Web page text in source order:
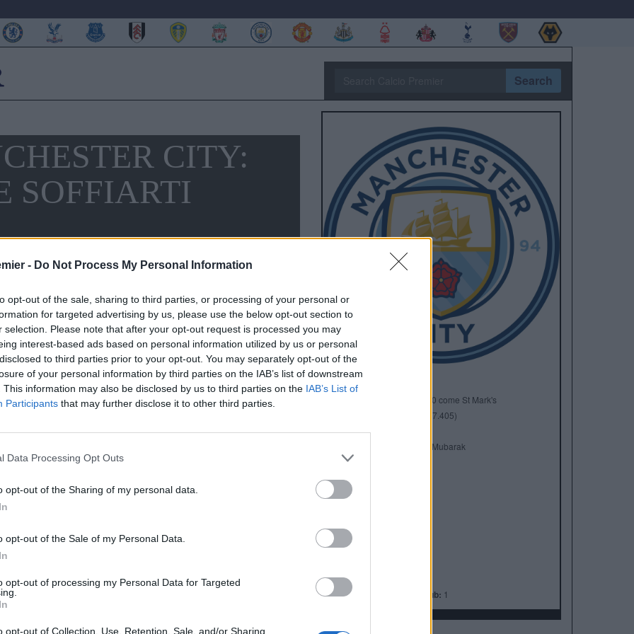
- Do Not Process My Personal Information
opt-out of the sale, sharing to third parties, or processing of your personal or
for targeted advertising by us, please use the below opt-out section to
selection. Please note that after your opt-out request is processed you may
interest-based ads based on personal information utilized by us or personal
to third parties prior to your opt-out. You may separately opt-out of the
of your personal information by third parties on the IAB’s list of downstream
This information may also be disclosed by us to third parties on the IAB’s List of
Participants that may further disclose it to other third parties.
Data Processing Opt Outs
opt-out of the Sharing of my personal data.
opt-out of the Sale of my Personal Data.
opt-out of processing my Personal Data for Targeted
opt-out of Collection, Use, Retention, Sale, and/or Sharing
Search
CITY:
SOFFIARTI
dalla
1880 come St Mark's
Etihad Stadium (47.405)
Città:Manchester
Khaldoon Al Mubarak
Manager:
ALBO D'ORO
Premier League:
League Cup:
FA Community Shield:
Supercoppa Europea:
Coppa del Mondo per Club: 1